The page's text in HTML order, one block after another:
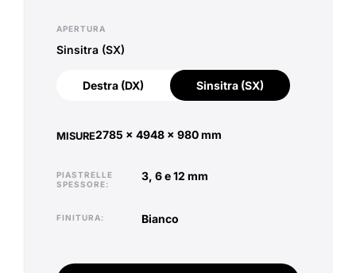
APERTURA
Sinsitra (SX)
Destra (DX) Sinsitra (SX)
Sinsitra (SX)
MISURE 2785 x 4948 x 980 mm
PIASTRELLE
SPESSORE
3, 6 e 12 mm
FINITURA bianco